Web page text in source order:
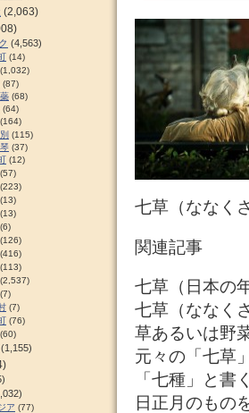
七草（ななく
関連記事
七草（日本の
七草（ななく
草あるいは野
元々の「七草
「七種」と
日正月のもの
(2,063)
(4,563)
(14)
(1,032)
(87)
(68)
(64)
(164)
(115)
(37)
(12)
(57)
(223)
(13)
(13)
(6)
(126)
(416)
(113)
(2,537)
(7)
(7)
(76)
(60)
(1,155)
ア (77)